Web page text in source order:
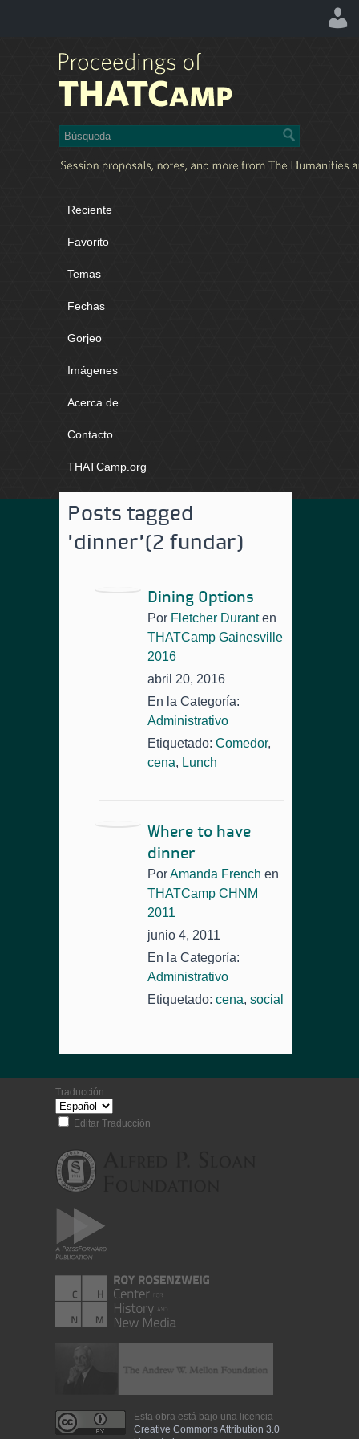
Reciente
Favorito
Temas
Fechas
Gorjeo
Imágenes
Acerca de
Contacto
THATCamp.org
Posts tagged
'dinner'(2 fundar)
Dining Options
Por Fletcher Durant en
THATCamp Gainesville
2016
abril 20, 2016
En la Categoría:
Administrativo
Etiquetado: Comedor,
cena, Lunch
Where to have
dinner
PorAmanda French en
THATCamp CHNM
2011
junio 4, 2011
En la Categoría:
Administrativo
Etiquetado: cena, social
Traducción
Editar Traducción
Esta obra está bajo una licencia
Creative Commons Attribution 3.0